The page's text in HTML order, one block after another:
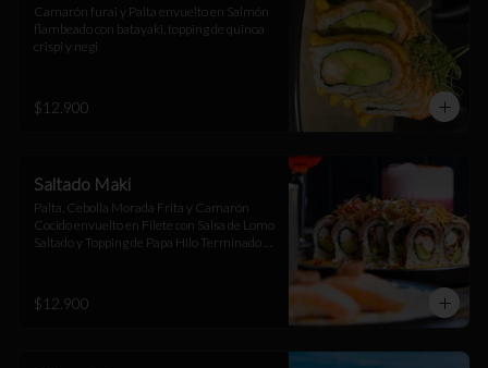
Camarón furai y Palta envuelto en Salmón
flambeado con batayaki, topping de quinoa
crispi y negi
$12.900
Saltado Maki
Palta, Cebolla Morada Frita y Camarón
Cocido envuelto en Filete con Salsa de Lomo
Saltado y Topping de Papa Hilo Terminado
$12.900